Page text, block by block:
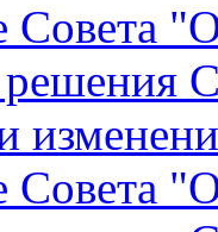
Совета
решения
Совета